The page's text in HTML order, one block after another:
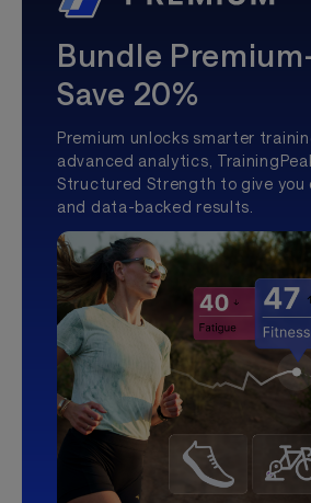
Bundle
Save 20%
Premium unlocks smarter
advanced analytics,
Structured Strength to give you
and data-backed results.